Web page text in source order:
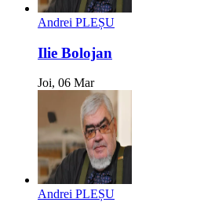
Andrei PLEȘU
Ilie Bolojan
Joi, 06 Mar
Andrei PLEȘU